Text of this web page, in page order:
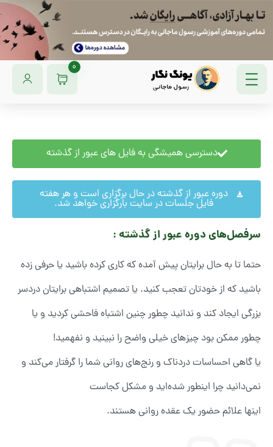
0
دسترسی همیشگی به فایل های عبور از گذشته
دوره عبور از گذشته در حال برگزاری است و هر هفته
فایل جلسات در سایت بارگزاری خواهد شد.
سرفصل‌های دوره عبور از گذشته :
حتما تا به حال برایتان پیش آمده که کاری کرده باشید یا حرفی زده
باشید که از خودتان تعجب کنید. یا تصمیم اشتباهی برایتان دردسر
بزرگی ایجاد کند و ندانید چطور چنین اشتباه فاحشی کردید و یا
چطور ممکن بود چیزهای خیلی واضح را نبینید و نفهمید!
یا گاهی احساسات دردناک و رنج‌های روانی شما را گرفتار می‌کند و
نمی‌دانید چرا اینطور شده‌اید و مشکل کجاست
اینها علائم حضور یک عقده روانی هستند.